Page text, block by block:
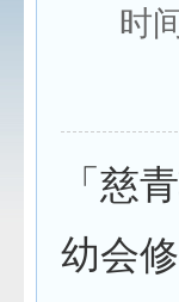
时
「慈
幼会